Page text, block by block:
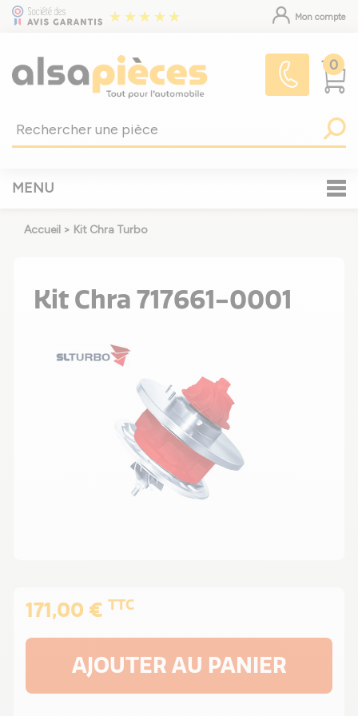
Mon compte
0
MENU
Accueil > Kit Chra Turbo
Kit Chra 717661-0001
171,00 € TTC
AJOUTER AU PANIER